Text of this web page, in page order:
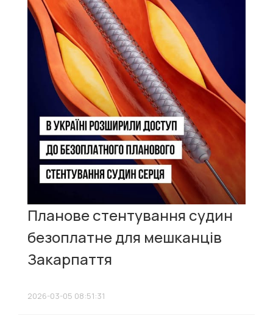
Планове стентування судин
безоплатне для мешканців
Закарпаття
2026-03-05 08:51:31